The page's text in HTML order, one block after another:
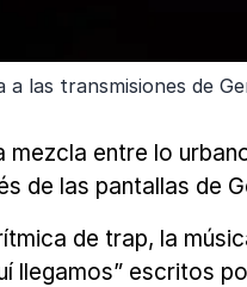
a las transmisiones de
mezcla entre lo
de las pantallas de
de trap, la
llegamos” escritos